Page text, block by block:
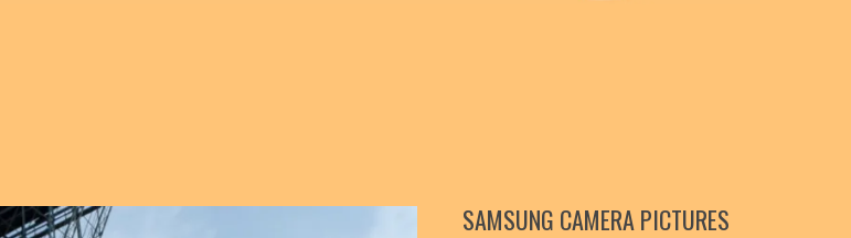
SAMSUNG CAMERA PICTURES